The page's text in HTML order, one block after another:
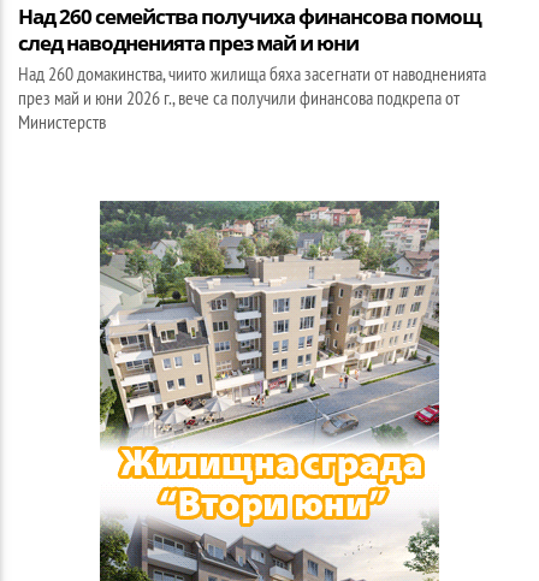
Над 260 семейства получиха финансова помощ
след наводненията през май и юни
Над 260 домакинства, чиито жилища бяха засегнати от наводненията
през май и юни 2026 г., вече са получили финансова подкрепа от
Министерств